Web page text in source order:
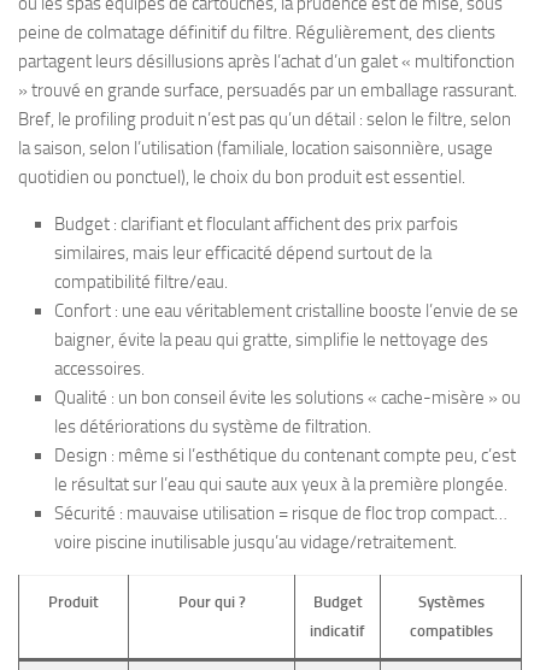
peine de colmatage définitif du filtre. Régulièrement, des clients
partagent leurs désillusions après l’achat d’un galet « multifonction
» trouvé en grande surface, persuadés par un emballage rassurant.
Bref, le profiling produit n’est pas qu’un détail : selon le filtre, selon
la saison, selon l’utilisation (familiale, location saisonnière, usage
quotidien ou ponctuel), le choix du bon produit est essentiel.
Budget : clarifiant et floculant affichent des prix parfois
similaires, mais leur efficacité dépend surtout de la
compatibilité filtre/eau.
Confort : une eau véritablement cristalline booste l’envie de se
baigner, évite la peau qui gratte, simplifie le nettoyage des
accessoires.
Qualité : un bon conseil évite les solutions « cache-misère » ou
les détériorations du système de filtration.
Design : même si l’esthétique du contenant compte peu, c’est
le résultat sur l’eau qui saute aux yeux à la première plongée.
Sécurité : mauvaise utilisation = risque de floc trop compact…
voire piscine inutilisable jusqu’au vidage/retraitement.
Produit Pour qui ?
Budget
indicatif
Systèmes
compatibles